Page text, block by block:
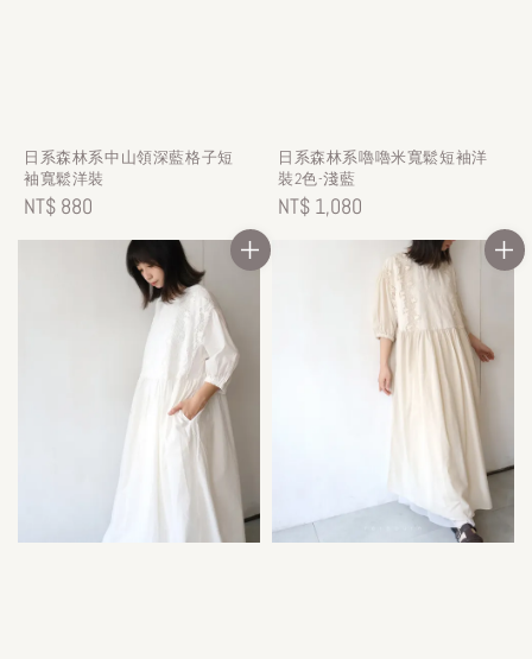
日系森林系中山領深藍格子短
袖寬鬆洋裝
Regular
price
NT$ 880
日系森林系嚕嚕米寬鬆短袖洋
裝2色-淺藍
Regular
NT$ 1,080